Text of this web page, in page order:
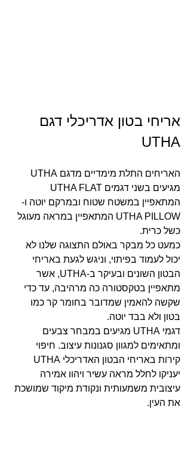
אריחי בטון אדריכלי דגם
UTHA
המתאפיין במשטח שטוח ובמרקם יוטה ו-
UTHA PILLOW המתאפיין במראה מעוגל
כשל כרית.
כמעט כל מבקר באולם התצוגה שלנו לא
יכול לעמוד בפיתוי, וניגש לגעת באריחי
הבטון השונים ובעיקר ב-UTHA, אשר
מתאפיין בטקסטורה כה מרהיבה, עד כדי
שקשה להאמין שמדובר בחומר קר כמו
בטון ולא בבד יוטה.
דגמי UTHA מגיעים במבחר צבעים
ומתאימים למגוון סגנונות עיצוב. חיפוי
יעניקו לחלל מראה עשיר ויהוו אמירה
עיצובית משמעותית ונקודת מיקוד שמושכת
את העין.